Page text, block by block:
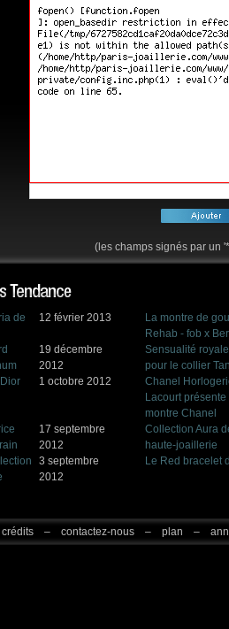
(les champs signés par un
de
12 février 2013
La montre de
Rehab - fob x
19 décembre
2012
Sensualité
pour le collier
1 octobre 2012
Chanel
Lacourt
montre Chanel
17 septembre
2012
Collection Aura
haute-joaillerie
3 septembre
2012
Le Red bracelet
crédits– contactez-nous– plan –